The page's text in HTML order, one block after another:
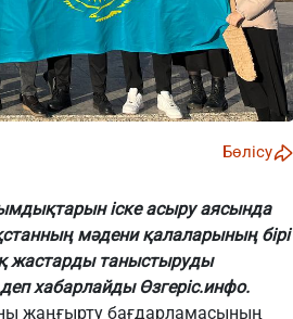
Бөлісу
іске асыру аясында
мәдени қалаларының бірі
жастарды таныстыруды
деп хабарлайды Өзгеріс.инфо.
жаңғырту бағдарламасының